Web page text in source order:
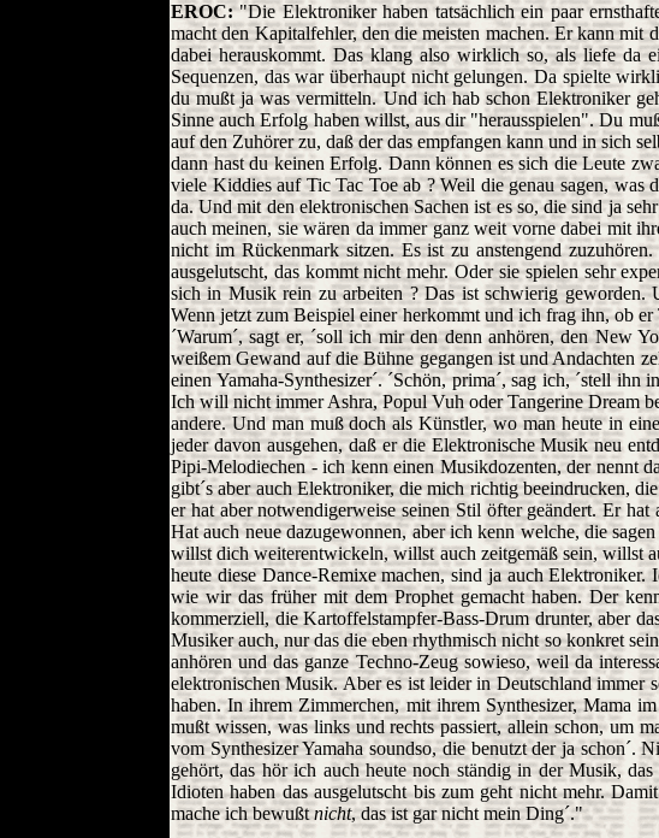
EROC:"Die Elektroniker haben tatsächlich ein paar
macht den Kapitalfehler, den die meisten machen. Er kann
dabei herauskommt. Das klang also wirklich so, als liefe da
Sequenzen, das war überhaupt nicht gelungen. Da spielte
du mußt ja was vermitteln. Und ich hab schon Elektroniker
Sinne auch Erfolg haben willst, aus dir "herausspielen". Du
auf den Zuhörer zu, daß der das empfangen kann und in sich
dann hast du keinen Erfolg. Dann können es sich die Leute
viele Kiddies auf Tic Tac Toe ab ? Weil die genau sagen,
da. Und mit den elektronischen Sachen ist es so, die sind ja
auch meinen, sie wären da immer ganz weit vorne dabei mit
nicht im Rückenmark sitzen. Es ist zu anstengend
ausgelutscht, das kommt nicht mehr. Oder sie spielen sehr
sich in Musik rein zu arbeiten ? Das ist schwierig geworden.
Wenn jetzt zum Beispiel einer herkommt und ich frag ihn, ob
´Warum´, sagt er, ´soll ich mir den denn anhören, den New
weißem Gewand auf die Bühne gegangen ist und Andachten
einen Yamaha-Synthesizer´. ´Schön, prima´, sag ich, ´stell
Ich will nicht immer Ashra, Popul Vuh oder Tangerine Dream
andere. Und man muß doch als Künstler, wo man heute in
jeder davon ausgehen, daß er die Elektronische Musik neu
Pipi-Melodiechen - ich kenn einen Musikdozenten, der nennt
gibt´s aber auch Elektroniker, die mich richtig beeindrucken,
er hat aber notwendigerweise seinen Stil öfter geändert. Er
Hat auch neue dazugewonnen, aber ich kenn welche, die
willst dich weiterentwickeln, willst auch zeitgemäß sein, willst
heute diese Dance-Remixe machen, sind ja auch
wie wir das früher mit dem Prophet gemacht haben. Der
kommerziell, die Kartoffelstampfer-Bass-Drum drunter, aber
Musiker auch, nur das die eben rhythmisch nicht so konkret
anhören und das ganze Techno-Zeug sowieso, weil da
elektronischen Musik. Aber es ist leider in Deutschland immer
haben. In ihrem Zimmerchen, mit ihrem Synthesizer, Mama
mußt wissen, was links und rechts passiert, allein schon, um
vom Synthesizer Yamaha soundso, die benutzt der ja
gehört, das hör ich auch heute noch ständig in der Musik,
Idioten haben das ausgelutscht bis zum geht nicht mehr.
mache ich bewußtnicht, das ist gar nicht mein Ding´."